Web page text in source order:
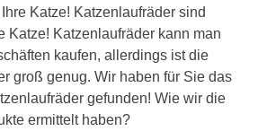
Katze! Katzenlaufräder sind
Katze! Katzenlaufräder kann man
kaufen, allerdings ist die
groß genug. Wir haben für Sie das
gefunden! Wie wir die
ermittelt haben?